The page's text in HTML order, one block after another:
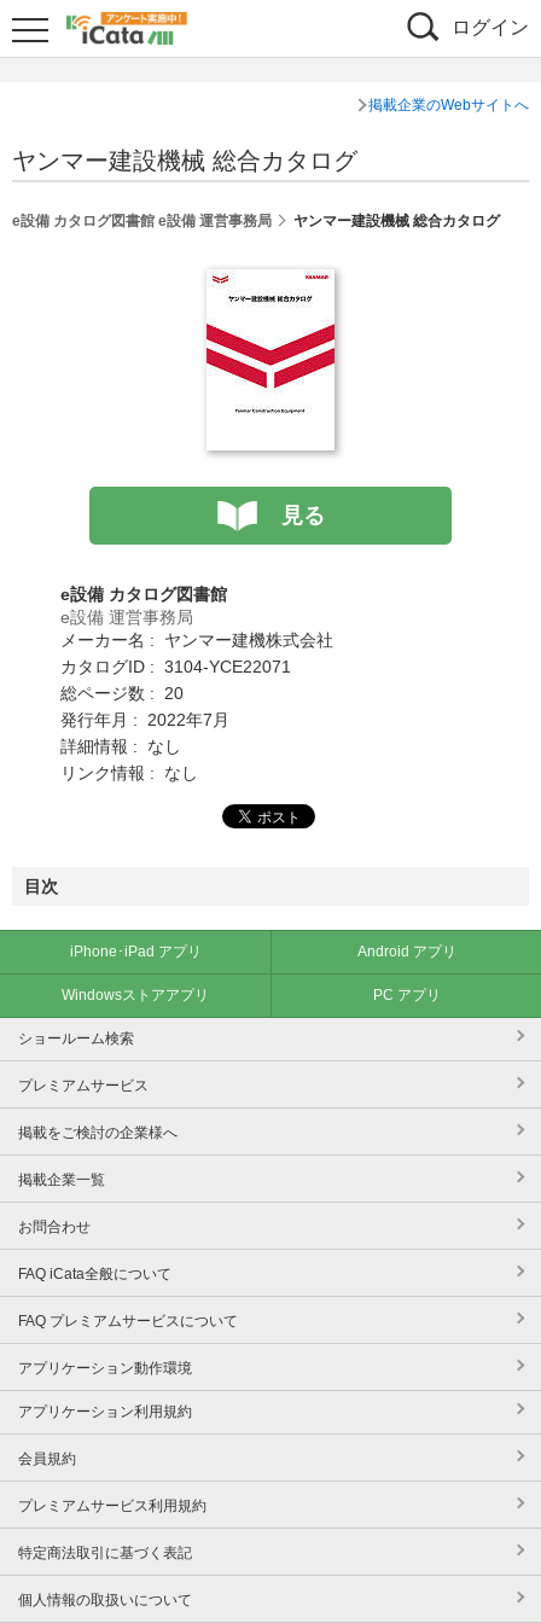
ログイン
掲載企業のWebサイトへ
ヤンマー建設機械 総合カタログ
e設備 カタログ図書館 e設備 運営事務局 ヤンマー建設機械 総合カタログ
見る
e設備 カタログ図書館
e設備 運営事務局
メーカー名 : ヤンマー建機株式会社
カタログID : 3104-YCE22071
総ページ数 : 20
発行年月 : 2022年7月
詳細情報 : なし
リンク情報 : なし
目次
iPhone･iPad アプリ Android アプリ
Windowsストアアプリ PC アプリ
ショールーム検索
プレミアムサービス
掲載をご検討の企業様へ
掲載企業一覧
お問合わせ
FAQ iCata全般について
FAQ プレミアムサービスについて
アプリケーション動作環境
アプリケーション利用規約
会員規約
プレミアムサービス利用規約
特定商法取引に基づく表記
個人情報の取扱いについて